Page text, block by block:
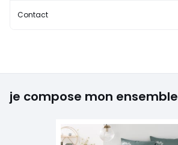
Contact
je compose mon ensemble